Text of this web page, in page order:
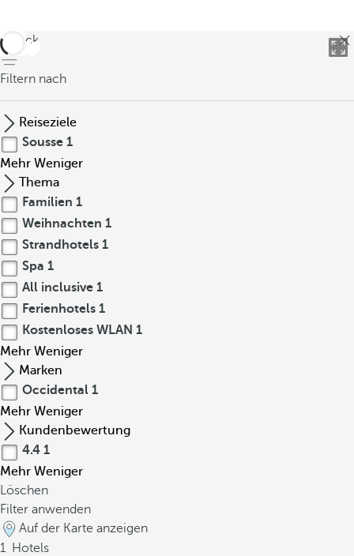
zurück
Filtern nach
Reiseziele
Sousse 1
Mehr Weniger
Thema
Familien 1
Weihnachten 1
Strandhotels 1
Spa 1
All inclusive 1
Ferienhotels 1
Kostenloses WLAN 1
Mehr Weniger
Marken
Occidental 1
Mehr Weniger
Kundenbewertung
4.4 1
Mehr Weniger
Löschen
Filter anwenden
Auf der Karte anzeigen
1 Hotels